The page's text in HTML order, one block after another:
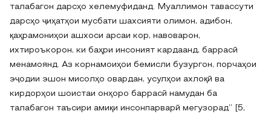
талабагон дарсҳо хелемуфиданд. Муаллимон тавассути
дарсҳо ҷиҳатҳои мусбати шахсияти олимон, адибон,
қаҳрамониҳои ашхоси арсаи кор, навоварон,
ихтироъкорон, ки баҳри инсоният кардаанд, баррасӣ
менамоянд. Аз корнамоиҳои бемисли бузургон, порчаҳои
эҷодии эшон мисолҳо овардан, усулҳои ахлоқӣ ва
кирдорҳои шоистаи онҳоро баррасӣ намудан ба
талабагон таъсири амиқи инсонпарварӣ мегузорад” [5,